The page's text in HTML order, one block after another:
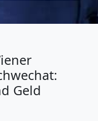
Geld